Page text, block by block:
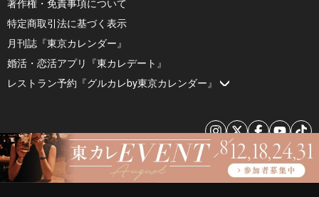
特定商取引法に基づく表示
月刊誌『東京カレンダー』
婚活・恋活アプリ『東カレデート』
レストラン予約『グルカレby東京カレンダー』
© 2026 by Tokyo Calendar, Inc.